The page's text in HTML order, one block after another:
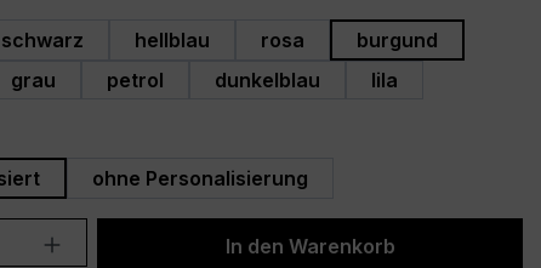
schwarz hellblau rosa
burgund
grau petrol dunkelblau lila
ohne Personalisierung
Anzahl: Gib den gewünschten Wert
In den Warenkorb